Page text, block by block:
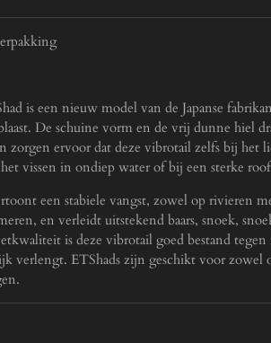
is een nieuw model van de Japanse
De schuine vorm en de vrij dunne hiel
zorgen ervoor dat deze vibrotail zelfs bij
vissen in ondiep water of bij een sterke
een stabiele vangst, zowel op rivieren
en verleidt uitstekend baars, snoek,
is deze vibrotail goed bestand
verlengt. ETShads zijn geschikt voor zowel